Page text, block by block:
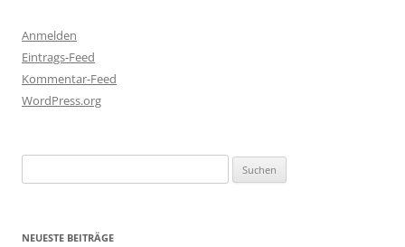
Anmelden
Eintrags-Feed
Kommentar-Feed
WordPress.org
nach:
NEUESTE BEITRÄGE